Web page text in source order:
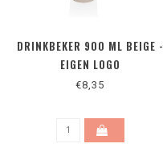
DRINKBEKER 900 ML BEIGE -
EIGEN LOGO
€8,35